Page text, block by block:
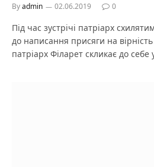
Byadmin 02.06.2019 0
Під час зустрічі патріарх
до написання присяги на
патріарх Філарет скликає до себе